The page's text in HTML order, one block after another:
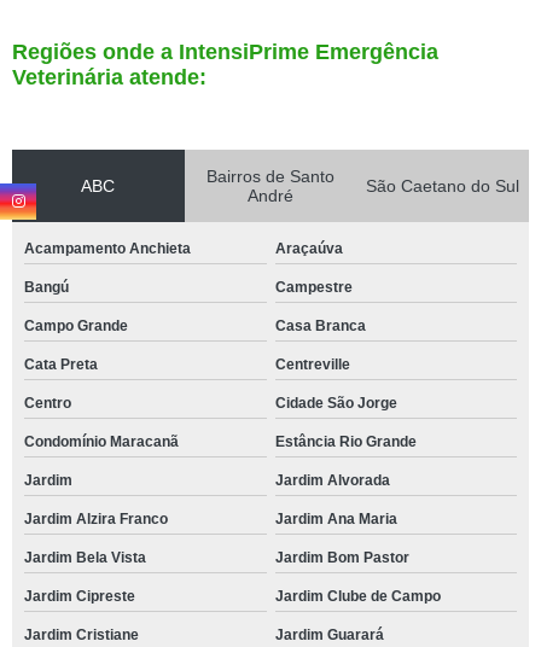
Regiões onde a IntensiPrime Emergência
Veterinária atende:
ABC
Bairros de Santo
André
São Caetano do Sul
Acampamento Anchieta Araçaúva
Bangú Campestre
Campo Grande Casa Branca
Cata Preta Centreville
Centro Cidade São Jorge
Condomínio Maracanã Estância Rio Grande
Jardim Jardim Alvorada
Jardim Alzira Franco Jardim Ana Maria
Jardim Bela Vista Jardim Bom Pastor
Jardim Cipreste Jardim Clube de Campo
Jardim Cristiane Jardim Guarará